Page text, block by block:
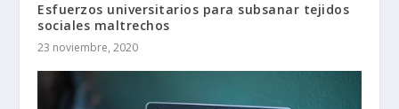
Esfuerzos universitarios para subsanar tejidos
sociales maltrechos
23 noviembre, 2020